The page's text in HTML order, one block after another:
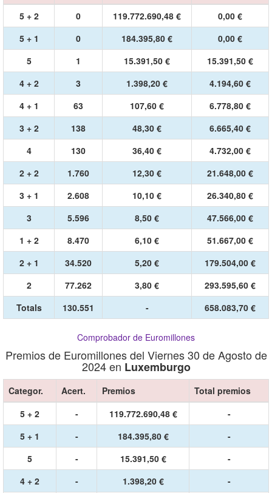
5 + 2
0 119.772.690,48 €
0,00 €
5 + 1
0 184.395,80 €
0,00 €
5
1 15.391,50 €
15.391,50 €
4 + 2
3 1.398,20 €
4.194,60 €
4 + 1
63 107,60 €
6.778,80 €
3 + 2
138 48,30 €
6.665,40 €
4
130 36,40 €
4.732,00 €
2 + 2
1.760 12,30 €
21.648,00 €
3 + 1
2.608 10,10 €
26.340,80 €
3
5.596 8,50 €
47.566,00 €
1 + 2
8.470 6,10 €
51.667,00 €
2 + 1
34.520 5,20 €
179.504,00 €
2
77.262 3,80 €
293.595,60 €
Totals
130.551 - 658.083,70 €
Comprobador de Euromillones
Premios de Euromillones del Viernes 30 de Agosto de
2024 en Luxemburgo
Categor. Acert. Premios
Total premios
5 + 2
- 119.772.690,48 €
-
5 + 1
- 184.395,80 €
-
5
- 15.391,50 €
-
4 + 2
- 1.398,20 €
-